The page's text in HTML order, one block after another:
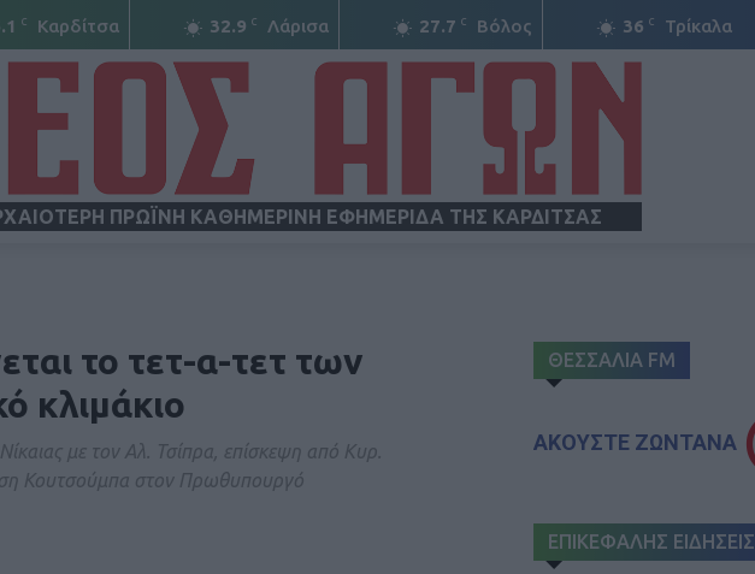
C Καρδίτσα 32.9 C Λάρισα 27.7 C Βόλος 36 C Τρίκαλα
ΠΡΩΪΝΗ ΚΑΘΗΜΕΡΙΝΗ ΕΦΗΜΕΡΙΔΑ ΤΗΣ ΚΑΡΔΙΤΣΑΣ
ΑΓΩΝ
το τετ-α-τετ των
κλιμάκιο
με τον Αλ. Τσίπρα, επίσκεψη από Κυρ.
Κουτσούμπα στον Πρωθυπουργό
ΘΕΣΣΑΛΙΑ FM
ΑΚΟΥΣΤΕ ΖΩΝΤΑΝΑ
ΕΠΙΚΕΦΑΛΗΣ ΕΙΔΗΣΕΙΣ